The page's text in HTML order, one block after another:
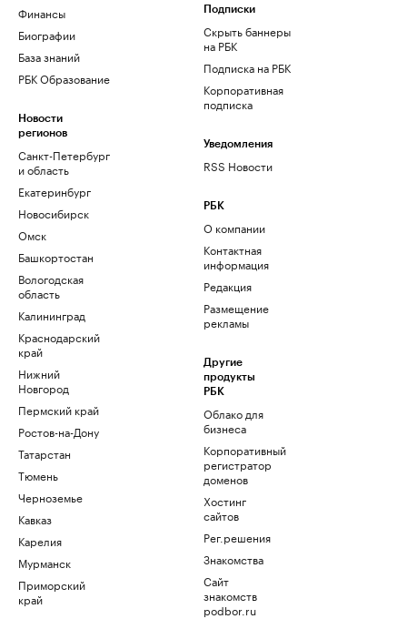
Финансы
Биографии
База знаний
РБК Образование
Новости
регионов
Санкт-Петербург
и область
Екатеринбург
Новосибирск
Омск
Башкортостан
Вологодская
область
Калининград
Краснодарский
край
Нижний
Новгород
Пермский край
Ростов-на-Дону
Татарстан
Тюмень
Черноземье
Кавказ
Карелия
Мурманск
Приморский
край
Подписки
Скрыть баннеры
на РБК
Подписка на РБК
Корпоративная
подписка
Уведомления
RSS Новости
РБК
О компании
Контактная
информация
Редакция
Размещение
рекламы
Другие
продукты
РБК
Облако для
бизнеса
Корпоративный
регистратор
доменов
Хостинг
сайтов
Рег.решения
Знакомства
Сайт
знакомств
podbor.ru